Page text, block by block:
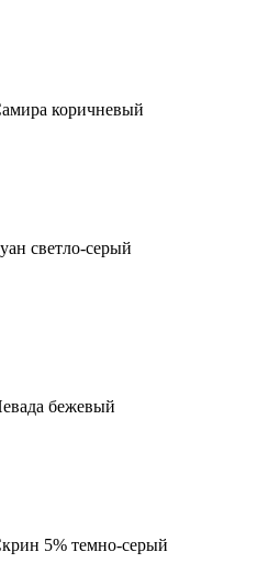
коричневый
светло-серый
бежевый
5% темно-серый